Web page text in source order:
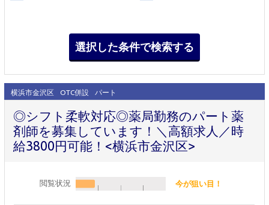
横浜市金沢区 OTC併設 パート
◎シフト柔軟対応◎薬局勤務のパート薬
剤師を募集しています！＼高額求人／時
給3800円可能！<横浜市金沢区>
閲覧状況 今が狙い目！